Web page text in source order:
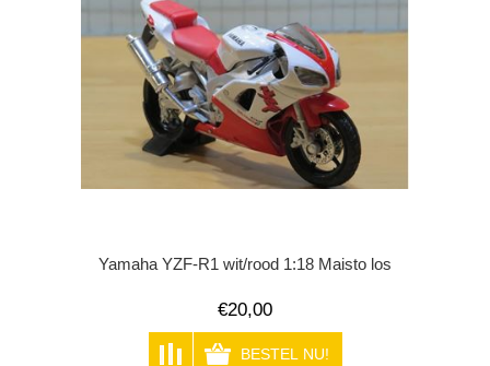
Yamaha YZF-R1 wit/rood 1:18 Maisto los
€20,00